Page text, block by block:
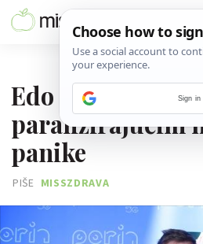
Edo Majka priča
paralizirajućim
panike
PIŠE MISSZDRAVA
Sign in